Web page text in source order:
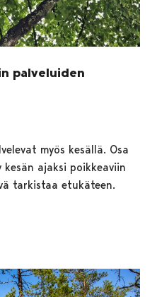
palveluiden
myös kesällä. Osa
ajaksi poikkeaviin
tarkistaa etukäteen.